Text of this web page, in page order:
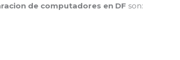
de computadores en DF son: